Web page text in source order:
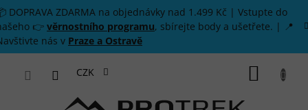
Přejít na obsah
DOPRAVA ZDARMA na objednávky nad 1.499 Kč | Vstupte do
👉 věrnostního programu, sbírejte body a ušetřete. | 📍
nás v Praze a Ostravě
CZK